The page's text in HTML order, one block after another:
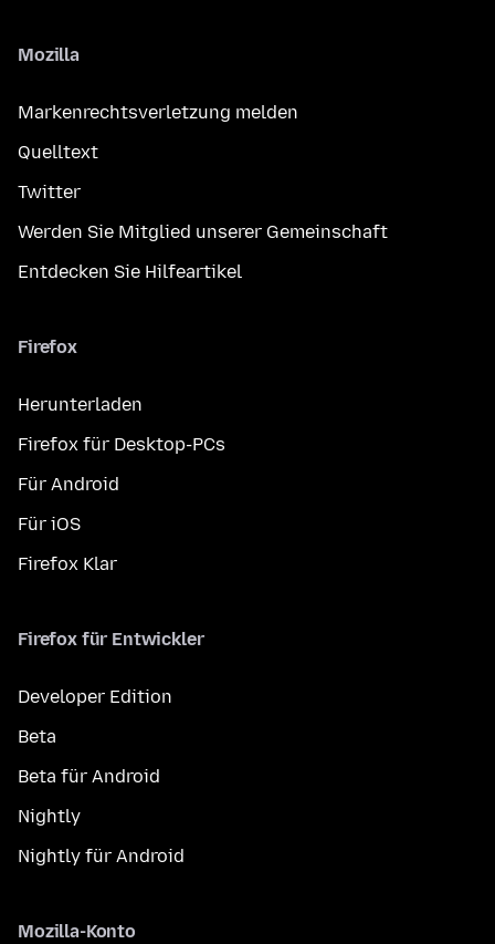
Mozilla
Markenrechtsverletzung melden
Quelltext
Twitter
Werden Sie Mitglied unserer Gemeinschaft
Entdecken Sie Hilfeartikel
Firefox
Herunterladen
Firefox für Desktop-PCs
Für Android
Für iOS
Firefox Klar
Firefox für Entwickler
Developer Edition
Beta
Beta für Android
Nightly
Nightly für Android
Mozilla-Konto